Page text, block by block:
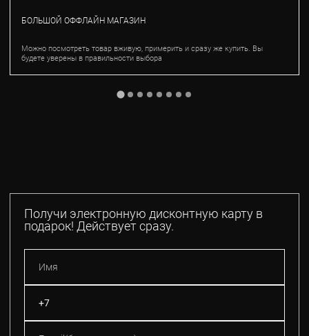
БОЛЬШОЙ ОФФЛАЙН МАГАЗИН
Можно посмотреть товар вживую, примерить и сразу же купить. Вы
будете уверены в правильности выбора
Получи электронную дисконтную карту в
подарок! Действует сразу.